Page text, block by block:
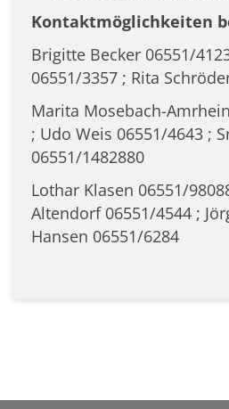
Kontaktmöglichkeiten
Brigitte Becker 06551/
06551/3357 ; Rita
Marita Mosebach-
; Udo Weis 06551/4643 ;
06551/1482880
Lothar Klasen 06551/
Altendorf 06551/4544 ;
Hansen 06551/6284